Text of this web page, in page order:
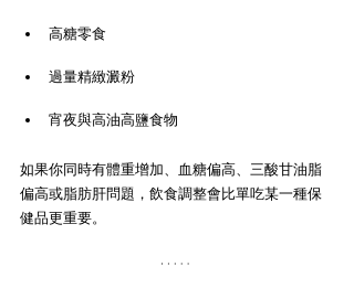
高糖零食
過量精緻澱粉
宵夜與高油高鹽食物
如果你同時有體重增加、血糖偏高、三酸甘油脂
偏高或脂肪肝問題，飲食調整會比單吃某一種保
健品更重要。